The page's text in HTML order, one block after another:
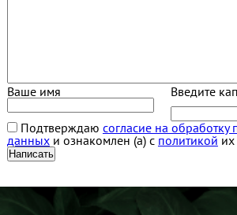
Ваше имя Введите
Подтверждаю согласие на обработку
данныхи ознакомлен (а) с политикой